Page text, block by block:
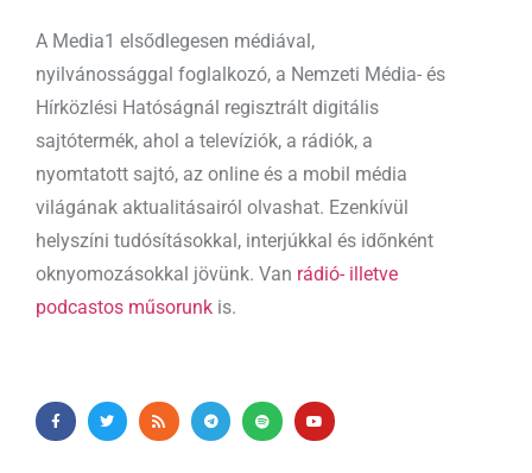
A Media1 elsődlegesen médiával,
nyilvánossággal foglalkozó, a Nemzeti Média- és
Hírközlési Hatóságnál regisztrált digitális
sajtótermék, ahol a televíziók, a rádiók, a
nyomtatott sajtó, az online és a mobil média
világának aktualitásairól olvashat. Ezenkívül
helyszíni tudósításokkal, interjúkkal és időnként
oknyomozásokkal jövünk. Van rádió- illetve
podcastos műsorunk is.